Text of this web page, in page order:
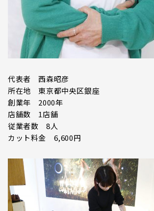
代表者 西森昭彦
所在地 東京都中央区銀座
創業年 2000年
店舗数 1店舗
従業者数 8人
カット料金 6,600円